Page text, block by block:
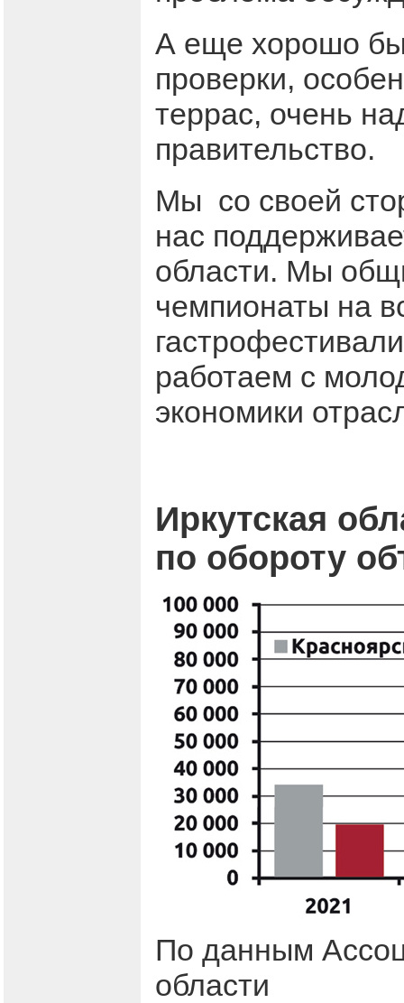
А еще хорошо бы
проверки,
террас, очень
правительство.
Мы со своей
нас
области. Мы
чемпионаты на
работаем с
экономики
Иркутская
по обороту
По данным
области